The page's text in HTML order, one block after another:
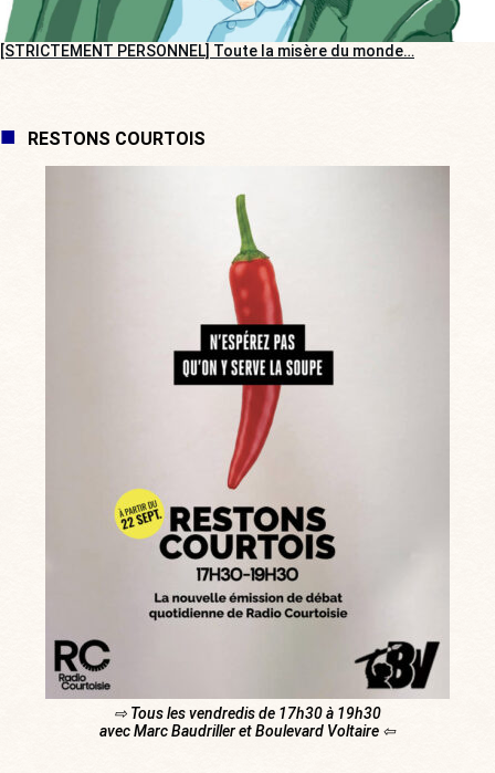
[STRICTEMENT PERSONNEL] Toute la misère du monde…
RESTONS COURTOIS
⇨ Tous les vendredis de 17h30 à 19h30
avec Marc Baudriller et Boulevard Voltaire ⇦